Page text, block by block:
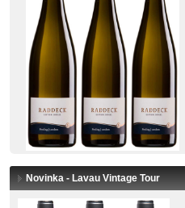
Novinka - Lavau Vintage Tour